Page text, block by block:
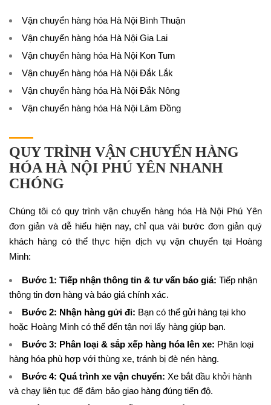
Vận chuyển hàng hóa Hà Nội Bình Thuận
Vận chuyển hàng hóa Hà Nội Gia Lai
Vận chuyển hàng hóa Hà Nội Kon Tum
Vận chuyển hàng hóa Hà Nội Đắk Lắk
Vận chuyển hàng hóa Hà Nội Đắk Nông
Vận chuyển hàng hóa Hà Nội Lâm Đồng
QUY TRÌNH VẬN CHUYỂN HÀNG
HÓA HÀ NỘI PHÚ YÊN NHANH
CHÓNG
Chúng tôi có quy trình vận chuyển hàng hóa Hà Nội Phú Yên
đơn giản và dễ hiểu hiện nay, chỉ qua vài bước đơn giản quý
khách hàng có thể thực hiện dịch vụ vận chuyển tại Hoàng
Minh:
Bước 1: Tiếp nhận thông tin & tư vấn báo giá: Tiếp nhận
thông tin đơn hàng và báo giá chính xác.
Bước 2: Nhận hàng gửi đi: Bạn có thể gửi hàng tại kho
hoặc Hoàng Minh có thể đến tận nơi lấy hàng giúp bạn.
Bước 3: Phân loại & sắp xếp hàng hóa lên xe: Phân loại
hàng hóa phù hợp với thùng xe, tránh bị đè nén hàng.
Bước 4: Quá trình xe vận chuyển: Xe bắt đầu khởi hành
và chạy liên tục để đảm bảo giao hàng đúng tiến độ.